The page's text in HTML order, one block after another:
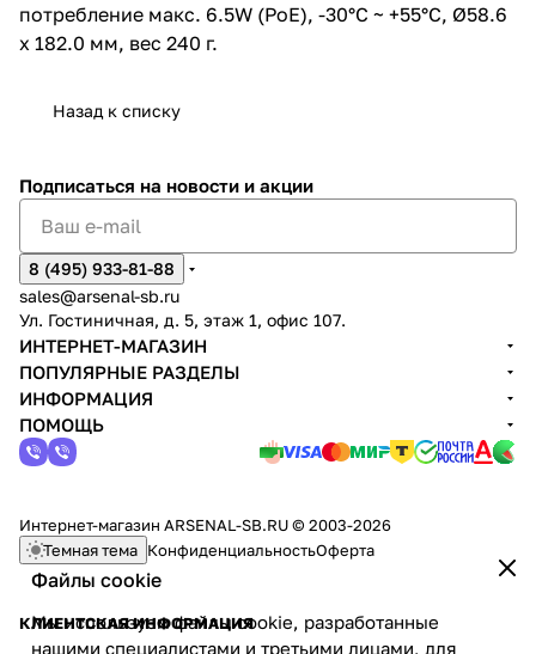
потребление макс. 6.5W (PoE), -30°C ~ +55°C, Ø58.6
x 182.0 мм, вес 240 г.
Назад к списку
Файлы cookie
Мы используем файлы cookie, разработанные
нашими специалистами и третьими лицами, для
Подписаться на новости и акции
8 (495) 933-81-88
sales@arsenal-sb.ru
Ул. Гостиничная, д. 5, этаж 1, офис 107.
ИНТЕРНЕТ-МАГАЗИН
ПОПУЛЯРНЫЕ РАЗДЕЛЫ
ИНФОРМАЦИЯ
ПОМОЩЬ
Интернет-магазин ARSENAL-SB.RU © 2003-2026
Темная тема КонфиденциальностьОферта
КЛИЕНТСКАЯ ИНФОРМАЦИЯ